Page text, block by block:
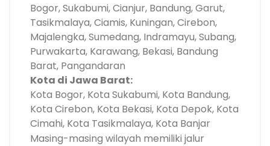
Bogor, Sukabumi, Cianjur, Bandung, Garut,
Tasikmalaya, Ciamis, Kuningan, Cirebon,
Majalengka, Sumedang, Indramayu, Subang,
Purwakarta, Karawang, Bekasi, Bandung
Barat, Pangandaran
Kota di Jawa Barat:
Kota Bogor, Kota Sukabumi, Kota Bandung,
Kota Cirebon, Kota Bekasi, Kota Depok, Kota
Cimahi, Kota Tasikmalaya, Kota Banjar
Masing-masing wilayah memiliki jalur